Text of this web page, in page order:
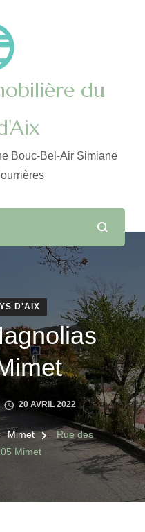
du
Bouc-Bel-Air Simiane
D'AIX
20 AVRIL 2022
Mimet
Rue des
Mimet